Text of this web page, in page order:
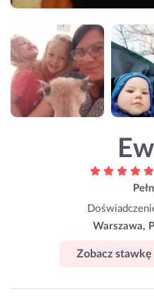
Warszawa,
Zobacz